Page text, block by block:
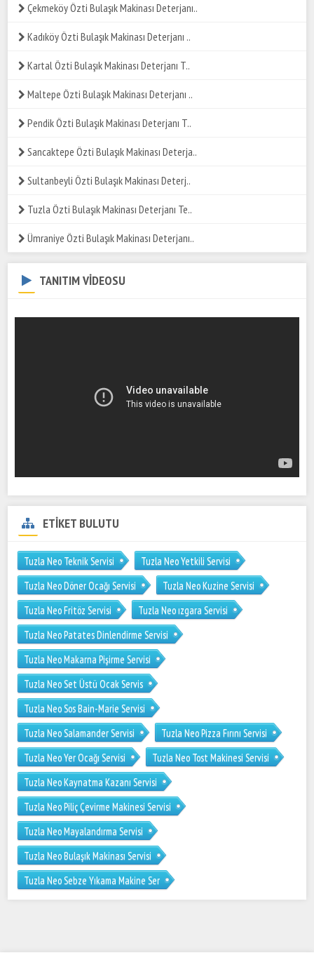
Çekmeköy Özti Bulaşık Makinası Deterjanı..
Kadıköy Özti Bulaşık Makinası Deterjanı ..
Kartal Özti Bulaşık Makinası Deterjanı T..
Maltepe Özti Bulaşık Makinası Deterjanı ..
Pendik Özti Bulaşık Makinası Deterjanı T..
Sancaktepe Özti Bulaşık Makinası Deterja..
Sultanbeyli Özti Bulaşık Makinası Deterj..
Tuzla Özti Bulaşık Makinası Deterjanı Te..
Ümraniye Özti Bulaşık Makinası Deterjanı..
TANITIM VİDEOSU
ETİKET BULUTU
Tuzla Neo Teknik Servisi
Tuzla Neo Yetkili Servisi
Tuzla Neo Döner Ocağı Servisi
Tuzla Neo Kuzine Servisi
Tuzla Neo Fritöz Servisi
Tuzla Neo ızgara Servisi
Tuzla Neo Patates Dinlendirme Servisi
Tuzla Neo Makarna Pişirme Servisi
Tuzla Neo Set Üstü Ocak Servis
Tuzla Neo Sos Bain-Marie Servisi
Tuzla Neo Salamander Servisi
Tuzla Neo Pizza Fırını Servisi
Tuzla Neo Yer Ocağı Servisi
Tuzla Neo Tost Makinesi Servisi
Tuzla Neo Kaynatma Kazanı Servisi
Tuzla Neo Piliç Çevirme Makinesi Servisi
Tuzla Neo Mayalandırma Servisi
Tuzla Neo Bulaşık Makinası Servisi
Tuzla Neo Sebze Yıkama Makine Ser